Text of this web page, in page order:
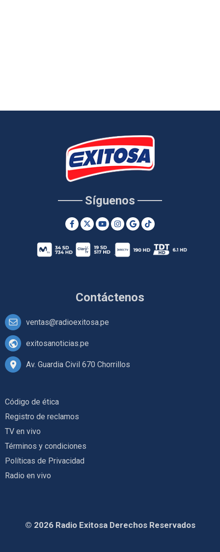
Contáctenos
ventas@radioexitosa.pe
exitosanoticias.pe
Av. Guardia Civil 670 Chorrillos
Síguenos
Código de ética
Registro de reclamos
TV en vivo
Términos y condiciones
Políticas de Privacidad
Radio en vivo
© 2026 Radio Exitosa Derechos Reservados